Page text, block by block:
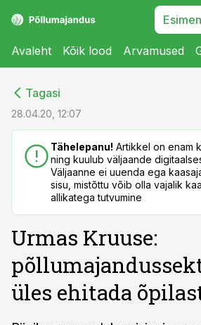
Avaleht Kõik lood Arvamused
Tagasi
28.04.20, 12:07
Tähelepanu! Artikkel on enam
ning kuulub väljaande
Väljaanne ei uuenda ega
sisu, mistõttu võib olla vajalik
allikatega tutvumine
Urmas Kruuse:
üles ehitada